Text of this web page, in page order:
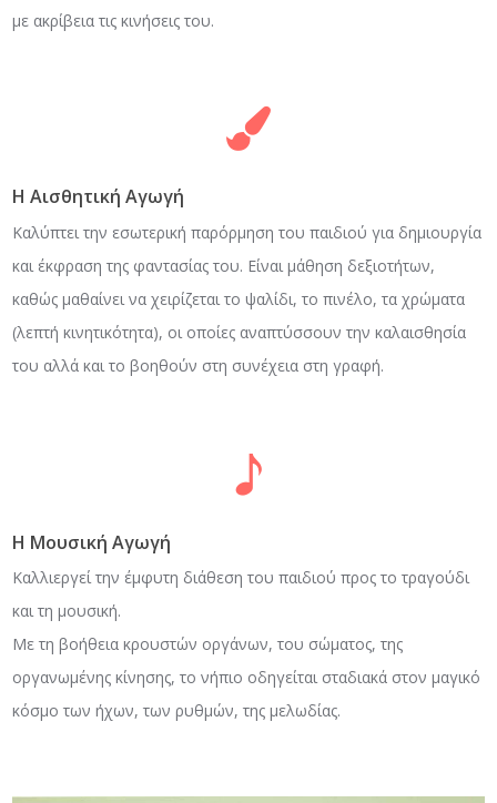
με ακρίβεια τις κινήσεις του.
Η Αισθητική Αγωγή
Καλύπτει την εσωτερική παρόρμηση του παιδιού για δημιουργία
και έκφραση της φαντασίας του. Είναι μάθηση δεξιοτήτων,
καθώς μαθαίνει να χειρίζεται το ψαλίδι, το πινέλο, τα χρώματα
(λεπτή κινητικότητα), οι οποίες αναπτύσσουν την καλαισθησία
του αλλά και το βοηθούν στη συνέχεια στη γραφή.
Η Μουσική Αγωγή
Καλλιεργεί την έμφυτη διάθεση του παιδιού προς το τραγούδι
και τη μουσική.
Με τη βοήθεια κρουστών οργάνων, του σώματος, της
οργανωμένης κίνησης, το νήπιο οδηγείται σταδιακά στον μαγικό
κόσμο των ήχων, των ρυθμών, της μελωδίας.